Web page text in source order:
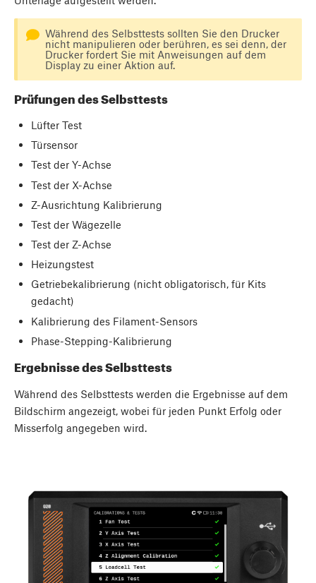
Während des Selbsttests sollten Sie den Drucker
nicht manipulieren oder berühren, es sei denn, der
Drucker fordert Sie mit Anweisungen auf dem
Display zu einer Aktion auf.
Prüfungen des Selbsttests
Lüfter Test
Türsensor
Test der Y-Achse
Test der X-Achse
Z-Ausrichtung Kalibrierung
Test der Wägezelle
Test der Z-Achse
Heizungstest
Getriebekalibrierung (nicht obligatorisch, für Kits
gedacht)
Kalibrierung des Filament-Sensors
Phase-Stepping-Kalibrierung
Ergebnisse des Selbsttests
Während des Selbsttests werden die Ergebnisse auf dem
Bildschirm angezeigt, wobei für jeden Punkt Erfolg oder
Misserfolg angegeben wird.